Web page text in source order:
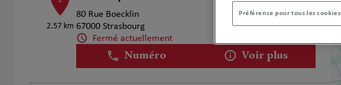
2.57 km
80 Rue Boecklin
67000 Strasbourg
Fermé actuellement
Numéro Voir plus
Préférence pour tous les cookies